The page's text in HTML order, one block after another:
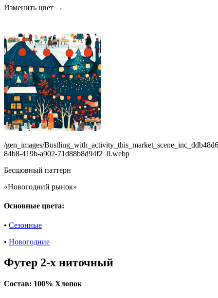
Изменить цвет →
/gen_images/
84b8-419b-a902-71d88b8d94f2_0.webp
Бесшовный паттерн
«Новогодний рынок»
Основные цвета:
• Сезонные
• Новогодние
Футер 2-х ниточный
Состав: 100% Хлопок